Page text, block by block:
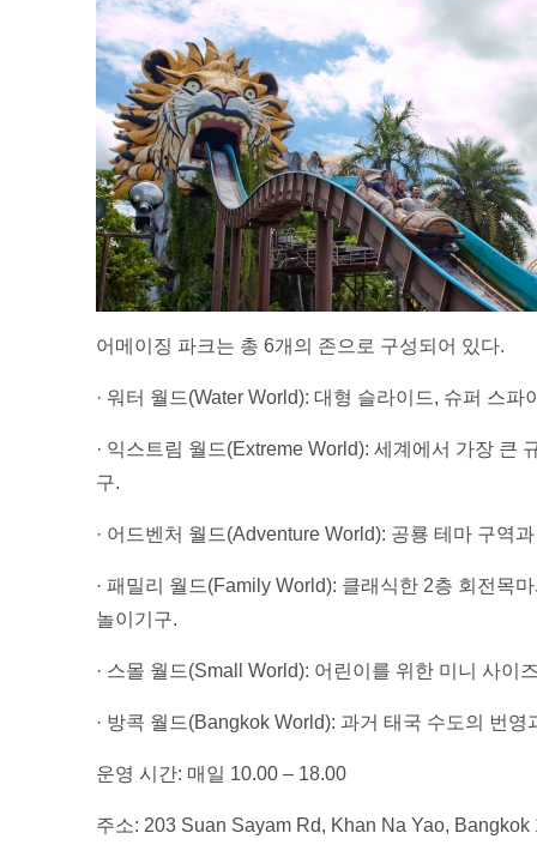
어메이징 파크는 총 6개의 존으로 구성되어 있다.
· 워터 월드(Water World): 대형 슬라이드, 슈퍼 스
· 익스트림 월드(Extreme World): 세계에서 가장 큰
구.
· 어드벤처 월드(Adventure World): 공룡 테마 구역
· 패밀리 월드(Family World): 클래식한 2층 회전목
놀이기구.
· 스몰 월드(Small World): 어린이를 위한 미니 사이
· 방콕 월드(Bangkok World): 과거 태국 수도의 번
운영 시간: 매일 10.00 – 18.00
주소: 203 Suan Sayam Rd, Khan Na Yao, Bangkok